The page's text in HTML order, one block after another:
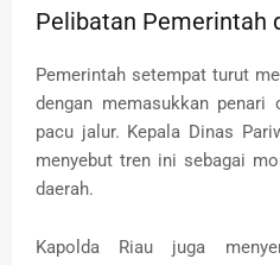
Pelibatan Pemerintah
Pemerintah setempat turut
dengan memasukkan
pacu jalur. Kepala Dinas
menyebut tren ini sebagai
daerah.
Kapolda Riau juga